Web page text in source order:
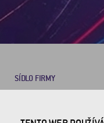
SÍDLO FIRMY